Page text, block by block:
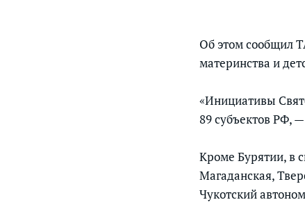
Об этом сообщил
материнства и
«Инициативы
89 субъектов РФ,
Кроме Бурятии, в
Магаданская,
Чукотский